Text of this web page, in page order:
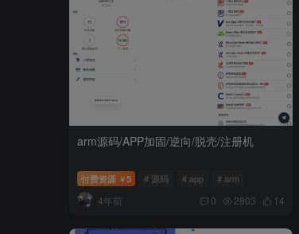
arm源码/APP加固/逆向/脱壳/注册机
付费资源 ￥5 # 源码 # app # arm
4年前 0 2803 14